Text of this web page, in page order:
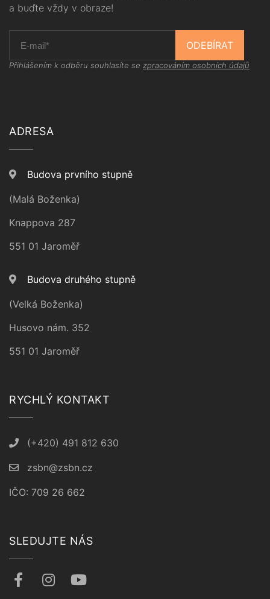
a buďte vždy v obraze!
ODEBÍRAT
Přihlášením k odběru souhlasíte se zpracováním osobních údajů
ADRESA
Budova prvního stupně
(Malá Boženka)
Knappova 287
551 01 Jaroměř
Budova druhého stupně
(Velká Boženka)
Husovo nám. 352
551 01 Jaroměř
RYCHLÝ KONTAKT
(+420) 491 812 630
zsbn@zsbn.cz
IČO: 709 26 662
SLEDUJTE NÁS